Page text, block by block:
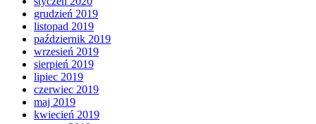
grudzień 2019
listopad 2019
październik 2019
wrzesień 2019
sierpień 2019
lipiec 2019
czerwiec 2019
maj 2019
kwiecień 2019